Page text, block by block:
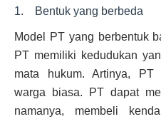
1. Bentuk yang berbeda
Model PT yang berbentuk
PT memiliki kedudukan
mata hukum. Artinya, PT
warga biasa. PT dapat
namanya, membeli